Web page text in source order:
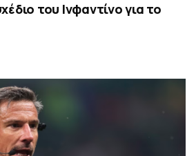
του Ινφαντίνο για το